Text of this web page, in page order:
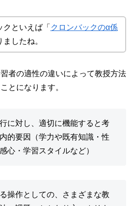
クといえば「 クロンバックのα係
ましたね。
者の適性の違いによって教授方法
とになります。
に対し、適切に機能すると考
的要因（学力や既有知識・性
心・学習スタイルなど）
操作としての、さまざまな教